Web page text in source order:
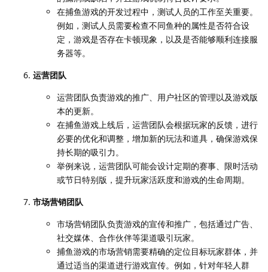
在捕鱼游戏的开发过程中，测试人员的工作至关重要。
例如，测试人员需要检查不同鱼种的属性是否符合设
定，游戏是否存在卡顿现象，以及是否能够顺利连接服
务器等。
运营团队
运营团队负责游戏的推广、用户社区的管理以及游戏版
本的更新。
在捕鱼游戏上线后，运营团队会根据玩家的反馈，进行
必要的优化和调整，增加新的玩法和道具，确保游戏保
持长期的吸引力。
举例来说，运营团队可能会设计定期的赛事、限时活动
或节日特别版，提升玩家活跃度和游戏的生命周期。
市场营销团队
市场营销团队负责游戏的宣传和推广，包括通过广告、
社交媒体、合作伙伴等渠道吸引玩家。
捕鱼游戏的市场营销需要精确的定位目标玩家群体，并
通过适当的渠道进行游戏宣传。例如，针对年轻人群